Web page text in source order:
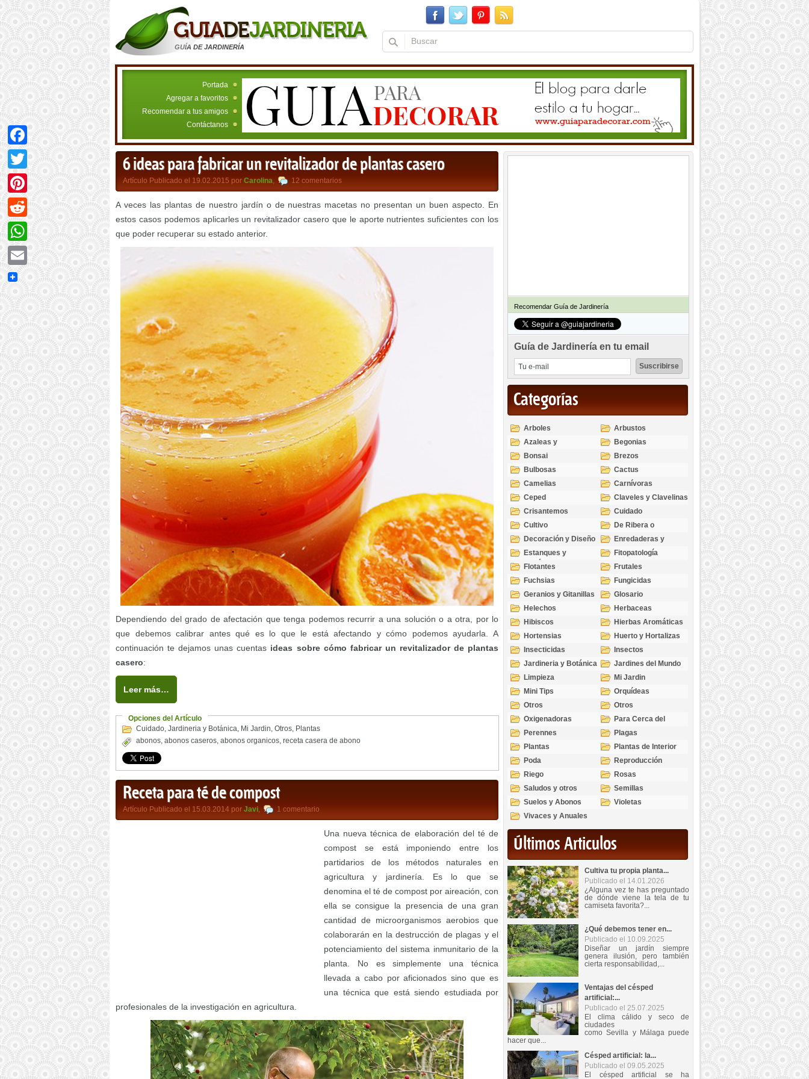
GUÍA DE JARDINERÍA
Portada
Agregar a favoritos
Recomendar a tus amigos
Contáctanos
6 ideas para fabricar un revitalizador de plantas casero
Artículo Publicado el 19.02.2015 por Carolina, 12 comentarios
A veces las plantas de nuestro jardín o de nuestras macetas no presentan un buen aspecto. En
estos casos podemos aplicarles un revitalizador casero que le aporte nutrientes suficientes con los
que poder recuperar su estado anterior.
Dependiendo del grado de afectación que tenga podemos recurrir a una solución o a otra, por lo
que debemos calibrar antes qué es lo que le está afectando y cómo podemos ayudarla. A
continuación te dejamos unas cuentas ideas sobre cómo fabricar un revitalizador de plantas
casero:
Leer más…
Opciones del Artículo
Cuidado, Jardineria y Botánica, Mi Jardin, Otros, Plantas
abonos, abonos caseros, abonos organicos, receta casera de abono
Receta para té de compost
Artículo Publicado el 15.03.2014 por Javi, 1 comentario
Una nueva técnica de elaboración del té de
compost se está imponiendo entre los
partidarios de los métodos naturales en
agricultura y jardinería. Es lo que se
denomina el té de compost por aireación, con
ella se consigue la presencia de una gran
cantidad de microorganismos aerobios que
colaborarán en la destrucción de plagas y el
potenciamiento del sistema inmunitario de la
planta. No es simplemente una técnica
llevada a cabo por aficionados sino que es
una técnica que está siendo estudiada por
profesionales de la investigación en agricultura.
Recomendar Guía de Jardinería
Guía de Jardinería en tu email
Categorías
Arboles
Arbustos
Azaleas y
Rododendros
Begonias
Bonsai
Brezos
Bulbosas
Cactus
Camelias
Carnívoras
Ceped
Claveles y Clavelinas
Crisantemos
Cuidado
Cultivo
De Ribera o
Palustres
Decoración y Diseño
Enredaderas y
cubresuelos
Estanques y
Acuáticas
Fitopatología
Flotantes
Frutales
Fuchsias
Fungicidas
Geranios y Gitanillas
Glosario
Helechos
Herbaceas
Hibiscos
Hierbas Aromáticas
Hortensias
Huerto y Hortalizas
Insecticidas
Insectos
Jardineria y Botánica
Jardines del Mundo
Limpieza
Mi Jardin
Mini Tips
Orquídeas
Otros
Otros
Oxigenadoras
Para Cerca del
Estanque
Perennes
Plagas
Plantas
Plantas de Interior
Poda
Reproducción
Riego
Rosas
Saludos y otros
temas
Semillas
Suelos y Abonos
Violetas
Vivaces y Anuales
Últimos Articulos
Cultiva tu propia planta...
Publicado el 14.01.2026
¿Alguna vez te has preguntado
de dónde viene la tela de tu
camiseta favorita?...
¿Qué debemos tener en...
Publicado el 10.09.2025
Diseñar un jardín siempre
genera ilusión, pero también
cierta responsabilidad,...
Ventajas del césped
artificial:...
Publicado el 25.07.2025
El clima cálido y seco de
ciudades
como Sevilla y Málaga puede
hacer que...
Césped artificial: la...
Publicado el 09.05.2025
El césped artificial se ha
Facebook
Twitter
Pinterest
Reddit
WhatsApp
Email